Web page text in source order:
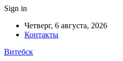
Sign in
Четверг, 6 августа, 2026
Контакты
Витебск